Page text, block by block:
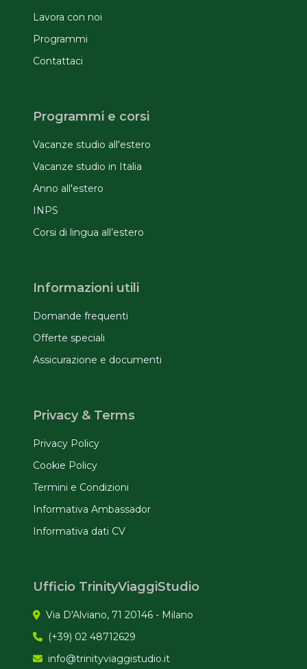
Lavora con noi
Programmi
Contattaci
Programmi e corsi
Vacanze studio all'estero
Vacanze studio in Italia
Anno all'estero
INPS
Corsi di lingua all’estero
Informazioni utili
Domande frequenti
Offerte speciali
Assicurazione e documenti
Privacy & Terms
Privacy Policy
Cookie Policy
Termini e Condizioni
Informativa Ambassador
Informativa dati CV
Ufficio TrinityViaggiStudio
Via D'Alviano, 71 20146 - Milano
(+39) 02 48712629
info@trinityviaggistudio.it